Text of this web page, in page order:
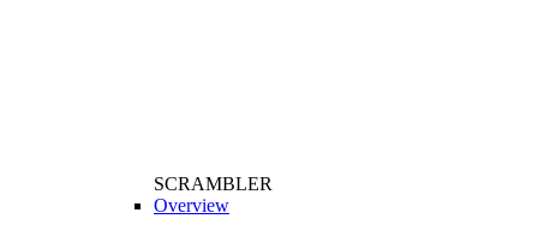
SCRAMBLER
Overview